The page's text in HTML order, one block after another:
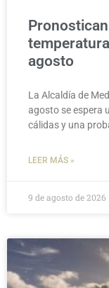
agosto
La Alcaldía de
agosto se espera
cálidas y una
LEER MÁS »
9 de agosto de 2026